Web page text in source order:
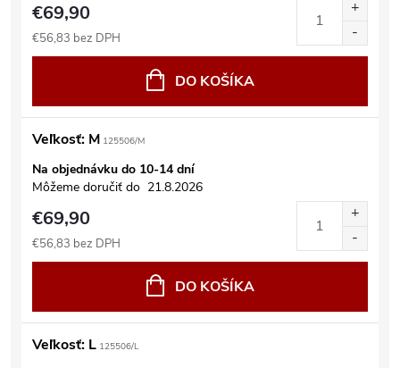
€69,90
€56,83 bez DPH
DO KOŠÍKA
Veľkosť: M 125506/M
Na objednávku do 10-14 dní
Môžeme doručiť do 21.8.2026
€69,90
€56,83 bez DPH
DO KOŠÍKA
Veľkosť: L 125506/L